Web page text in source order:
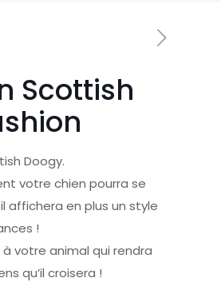
Scottish
Doogy.
votre chien pourra se
affichera en plus un style
!
votre animal qui rendra
qu’il croisera !